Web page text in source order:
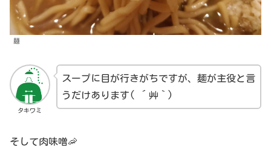
麺
タキワミ
スープに目が行きがちですが、麺が主役と言
うだけあります( ´艸｀)
そして肉味噌🦐